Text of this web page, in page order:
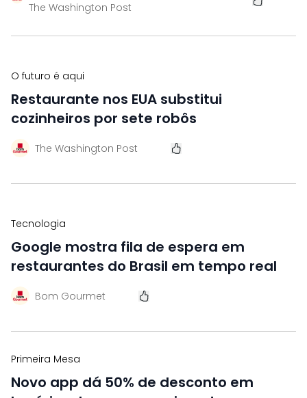
The Washington Post
O futuro é aqui
Restaurante nos EUA substitui
cozinheiros por sete robôs
The Washington Post
Tecnologia
Google mostra fila de espera em
restaurantes do Brasil em tempo real
Bom Gourmet
Primeira Mesa
Novo app dá 50% de desconto em